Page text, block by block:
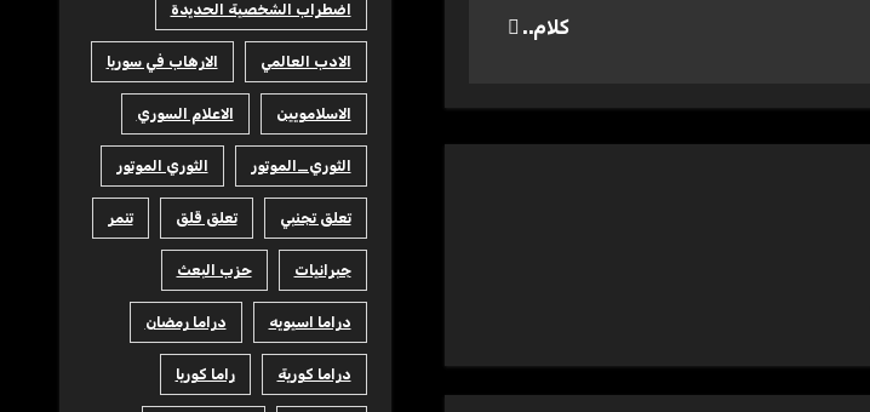
كلام..
اضطراب الشخصية الحديدة
الادب العالمي الارهاب في سوريا
الاسلامويين الاعلام السوري
الثوري_الموتور الثوري الموتور
تعلق تجنبي تعلق قلق تنمر
جبرانيات حزب البعث
دراما اسيويه دراما رمضان
دراما كورية راما كوريا